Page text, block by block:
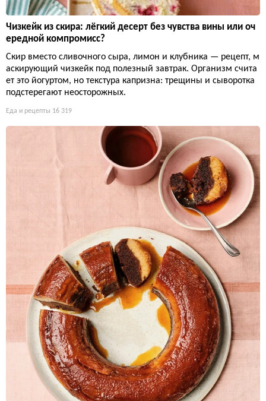
Чизкейк из скира: лёгкий десерт без чувства вины или оч
ередной компромисс?
Скир вместо сливочного сыра, лимон и клубника — рецепт, м
аскирующий чизкейк под полезный завтрак. Организм счита
ет это йогуртом, но текстура капризна: трещины и сыворотка
подстерегают неосторожных.
Еда и рецепты 16 319